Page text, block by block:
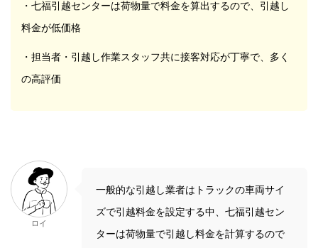
・七福引越センターは荷物量で料金を算出するので、引越し
料金が低価格
・担当者・引越し作業スタッフ共に接客対応が丁寧で、多く
の高評価
ロイ
一般的な引越し業者はトラックの車両サイ
ズで引越料金を設定する中、七福引越セン
ターは荷物量で引越し料金を計算するので